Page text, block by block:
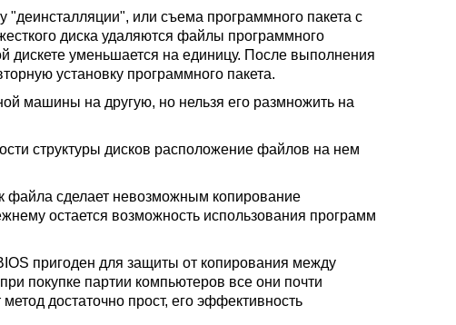
или съема программного пакета с
диска удаляются файлы программного
дискете уменьшается на единицу. После выполнения
установку программного пакета.
машины на другую, но нельзя его размножить на
структуры дисков расположение файлов на нем
файла сделает невозможным копирование
остается возможность использования программ
пригоден для защиты от копирования между
покупке партии компьютеров все они почти
достаточно прост, его эффективность